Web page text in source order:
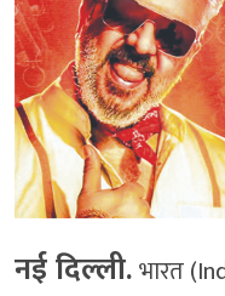
नई दिल्ली.भारत